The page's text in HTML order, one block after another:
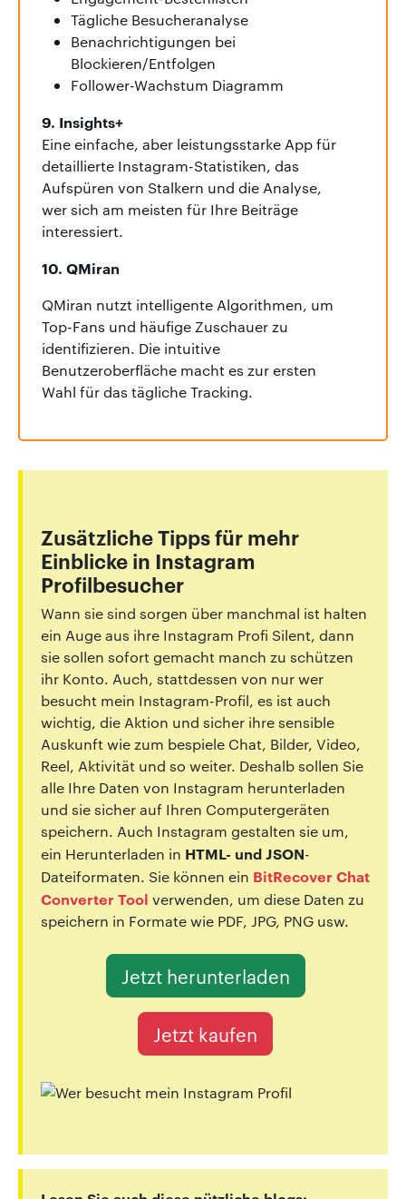
Tägliche Besucheranalyse
Benachrichtigungen bei
Blockieren/Entfolgen
Follower-Wachstum Diagramm
9. Insights+
Eine einfache, aber leistungsstarke App für
detaillierte Instagram-Statistiken, das
Aufspüren von Stalkern und die Analyse,
wer sich am meisten für Ihre Beiträge
interessiert.
10. QMiran
QMiran nutzt intelligente Algorithmen, um
Top-Fans und häufige Zuschauer zu
identifizieren. Die intuitive
Benutzeroberfläche macht es zur ersten
Wahl für das tägliche Tracking.
Zusätzliche Tipps für mehr
Einblicke in Instagram
Profilbesucher
Wann sie sind sorgen über manchmal ist halten
ein Auge aus ihre Instagram Profi Silent, dann
sie sollen sofort gemacht manch zu schützen
ihr Konto. Auch, stattdessen von nur wer
besucht mein Instagram-Profil, es ist auch
wichtig, die Aktion und sicher ihre sensible
Auskunft wie zum bespiele Chat, Bilder, Video,
Reel, Aktivität und so weiter. Deshalb sollen Sie
alle Ihre Daten von Instagram herunterladen
und sie sicher auf Ihren Computergeräten
speichern. Auch Instagram gestalten sie um,
ein Herunterladen in HTML- und JSON-
Dateiformaten. Sie können ein BitRecover Chat
Converter Tool verwenden, um diese Daten zu
speichern in Formate wie PDF, JPG, PNG usw.
Jetzt herunterladen
Jetzt kaufen